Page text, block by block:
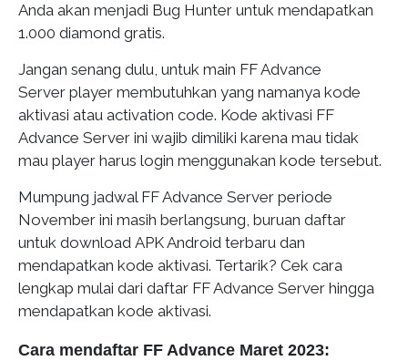
Anda akan menjadi Bug Hunter untuk mendapatkan
1.000 diamond gratis.
Jangan senang dulu, untuk main FF Advance
Server player membutuhkan yang namanya kode
aktivasi atau activation code. Kode aktivasi FF
Advance Server ini wajib dimiliki karena mau tidak
mau player harus login menggunakan kode tersebut.
Mumpung jadwal FF Advance Server periode
November ini masih berlangsung, buruan daftar
untuk download APK Android terbaru dan
mendapatkan kode aktivasi. Tertarik? Cek cara
lengkap mulai dari daftar FF Advance Server hingga
mendapatkan kode aktivasi.
Cara mendaftar FF Advance Maret 2023: